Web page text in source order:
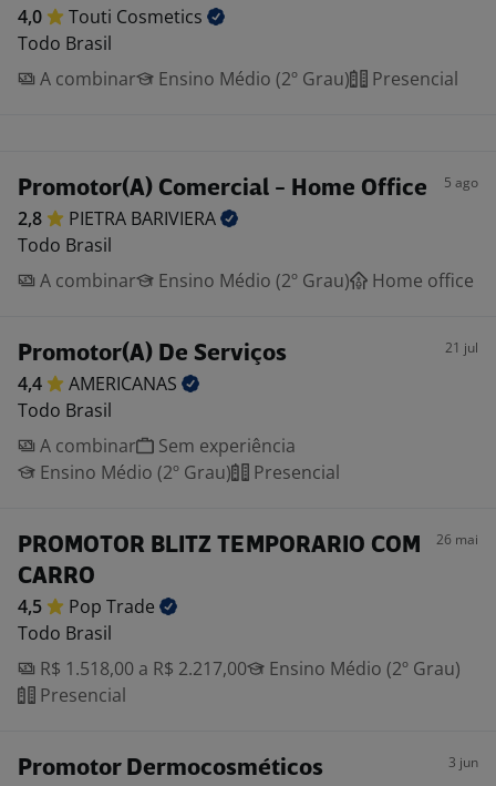
4,0 Touti Cosmetics
Todo Brasil
A combinar
Ensino Médio (2º Grau) Presencial
Promotor(A) Comercial - Home Office 5 ago
2,8 PIETRA BARIVIERA
Todo Brasil
A combinar
Ensino Médio (2º Grau) Home office
Promotor(A) De Serviços 21 jul
4,4
AMERICANAS
Todo Brasil
A combinar
Sem experiência
Ensino Médio (2º Grau)
Presencial
PROMOTOR BLITZ TEMPORARIO COM
CARRO
26 mai
4,5 Pop Trade
Todo Brasil
R$ 1.518,00 a R$ 2.217,00
Ensino Médio (2º Grau)
Presencial
Promotor Dermocosméticos 3 jun